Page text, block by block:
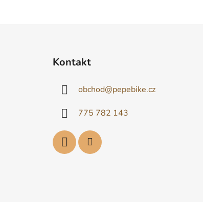
Kontakt
obchod@pepebike.cz
775 782 143